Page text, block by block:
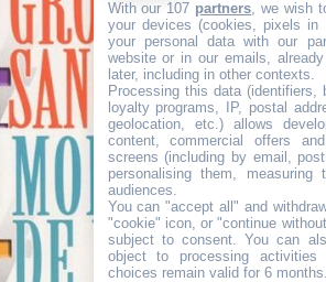
With our 107 partners, we wish
your devices (cookies, pixels
your personal data with our
website or in our emails,
later, including in other contexts.
Processing this data (identifiers,
loyalty programs, IP, postal
geolocation, etc.) allows
content, commercial offers
screens (including by email,
personalising them, measuring
audiences.
You can "accept all" and
"cookie" icon, or "continue
subject to consent. You can
object to processing
choices remain valid for 6